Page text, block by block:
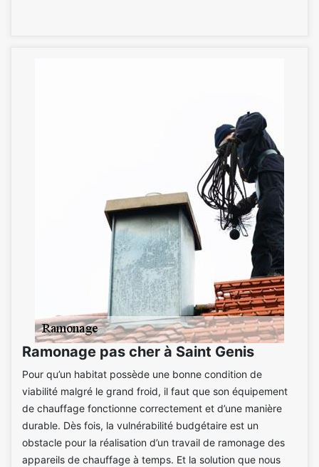
Ramonage pas cher à Saint Genis
Pour qu’un habitat possède une bonne condition de
viabilité malgré le grand froid, il faut que son équipement
de chauffage fonctionne correctement et d’une manière
durable. Dès fois, la vulnérabilité budgétaire est un
obstacle pour la réalisation d’un travail de ramonage des
appareils de chauffage à temps. Et la solution que nous